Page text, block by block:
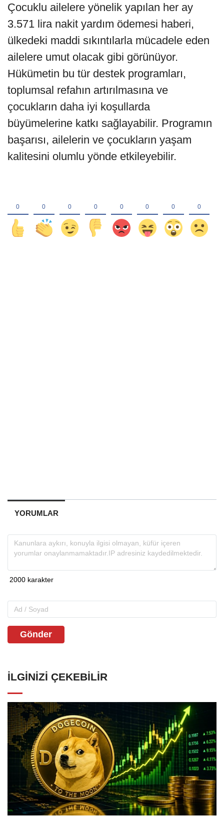
Çocuklu ailelere yönelik yapılan her ay
3.571 lira nakit yardım ödemesi haberi,
ülkedeki maddi sıkıntılarla mücadele eden
ailelere umut olacak gibi görünüyor.
Hükümetin bu tür destek programları,
toplumsal refahın artırılmasına ve
çocukların daha iyi koşullarda
büyümelerine katkı sağlayabilir. Programın
başarısı, ailelerin ve çocukların yaşam
kalitesini olumlu yönde etkileyebilir.
YORUMLAR
Gönder
İLGINIZI ÇEKEBILIR